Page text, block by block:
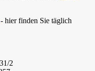
- hier finden Sie täglich
2